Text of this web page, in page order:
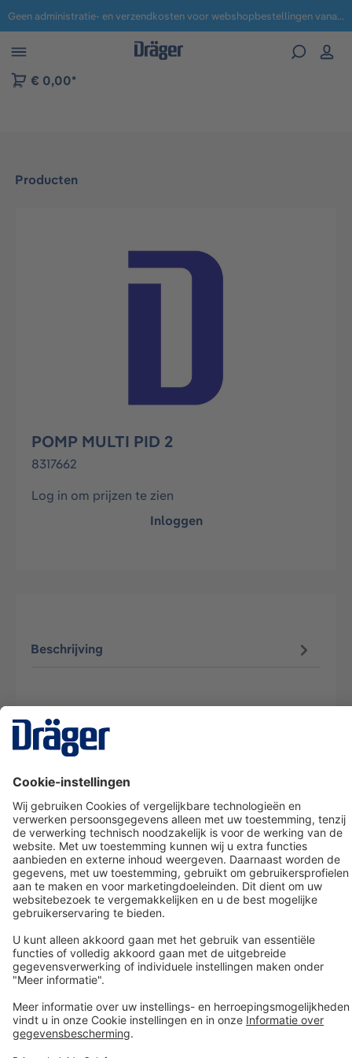
naar navigatie B2B-platform Geen administratie- en verzendkosten voor webshopbestellingen vanaf € 100,-.
€ 0,00*
Producten
Afbeeldingengalerij overslaan
POMP MULTI PID 2
8317662
Log in om prijzen te zien
Inloggen
Beschrijving
Dräger klantenservice
Over Dräger
Bestellen in onze webshop
Community